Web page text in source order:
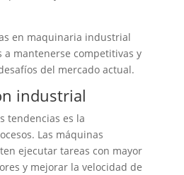
en maquinaria industrial
a mantenerse competitivas y
del mercado actual.
industrial
tendencias es la
Las máquinas
ejecutar tareas con mayor
y mejorar la velocidad de